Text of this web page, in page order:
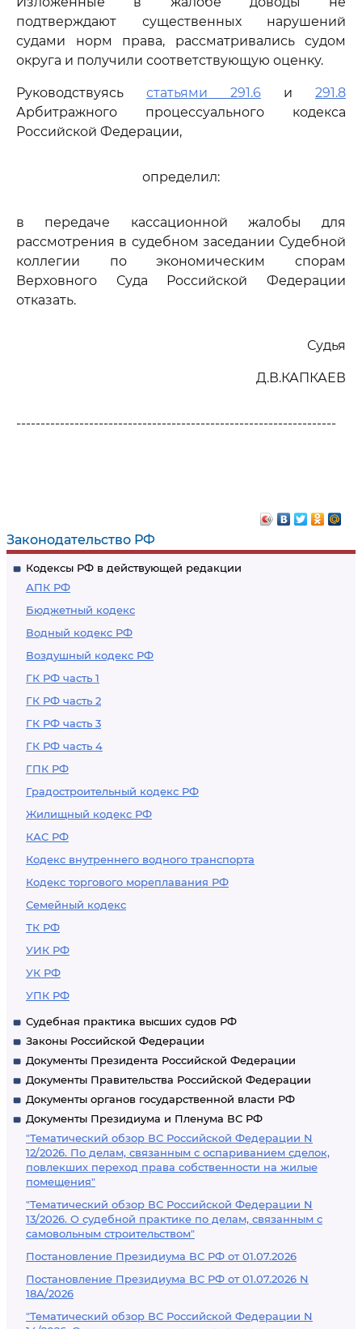
Законодательство РФ
Кодексы РФ в действующей редакции
АПК РФ
Бюджетный кодекс
Водный кодекс РФ
Воздушный кодекс РФ
ГК РФ часть 1
ГК РФ часть 2
ГК РФ часть 3
ГК РФ часть 4
ГПК РФ
Градостроительный кодекс РФ
Жилищный кодекс РФ
КАС РФ
Кодекс внутреннего водного транспорта
Кодекс торгового мореплавания РФ
Семейный кодекс
ТК РФ
УИК РФ
УК РФ
УПК РФ
Судебная практика высших судов РФ
Законы Российской Федерации
Документы Президента Российской Федерации
Документы Правительства Российской Федерации
Документы органов государственной власти РФ
Документы Президиума и Пленума ВС РФ
"Тематический обзор ВС Российской Федерации N
12/2026. По делам, связанным с оспариванием сделок,
повлекших переход права собственности на жилые
помещения"
"Тематический обзор ВС Российской Федерации N
13/2026. О судебной практике по делам, связанным с
самовольным строительством"
Постановление Президиума ВС РФ от 01.07.2026
Постановление Президиума ВС РФ от 01.07.2026 N
18А/2026
"Тематический обзор ВС Российской Федерации N
подтверждают существенных нарушений
судами норм права, рассматривались судом
округа и получили соответствующую оценку.
Руководствуясь статьями 291.6 и 291.8
Арбитражного процессуального кодекса
Российской Федерации,
определил:
в передаче кассационной жалобы для
рассмотрения в судебном заседании Судебной
коллегии по экономическим спорам
Верховного Суда Российской Федерации
отказать.
Судья
Д.В.КАПКАЕВ
------------------------------------------------------------------